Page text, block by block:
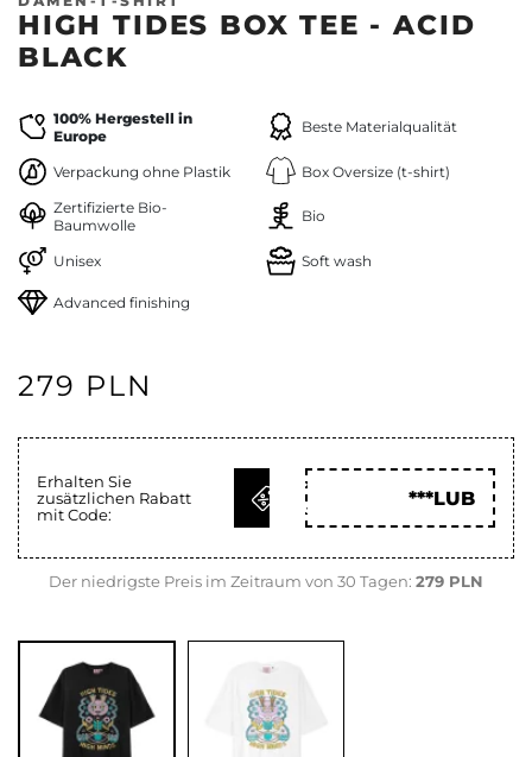
HIGH TIDES BOX TEE - ACID
BLACK
100% Hergestell in
Europe
Beste Materialqualität
Verpackung ohne Plastik
Box Oversize (t-shirt)
Zertifizierte Bio-
Baumwolle
Bio
Unisex Soft wash
Advanced finishing
279 PLN
Erhalten Sie
zusätzlichen Rabatt
mit Code:
CODE
HOLEN
***LUB
Der niedrigste Preis im Zeitraum von 30 Tagen: 279 PLN